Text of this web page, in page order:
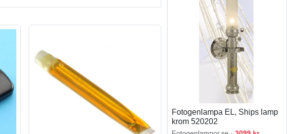
Fotogenlampa EL, Ships lamp
krom 520202